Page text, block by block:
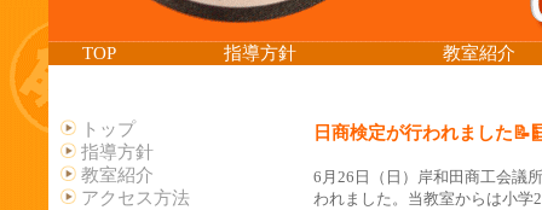
TOP 指導方針 教室紹介
トップ
指導方針
教室紹介
アクセス方法
日商検定が行われました
6月26日（日）岸和田商工会議
われました。当教室からは小学